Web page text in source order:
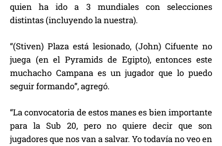
quien ha ido a 3 mundiales con selecciones
distintas (incluyendo la nuestra).
“(Stiven) Plaza está lesionado, (John) Cifuente no
juega (en el Pyramids de Egipto), entonces este
muchacho Campana es un jugador que lo puedo
seguir formando”, agregó.
“La convocatoria de estos manes es bien importante
para la Sub 20, pero no quiere decir que son
jugadores que nos van a salvar. Yo todavía no veo en